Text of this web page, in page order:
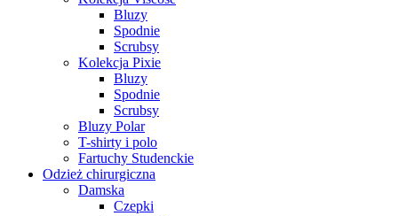
Bluzy
Spodnie
Scrubsy
Kolekcja Pixie
Bluzy
Spodnie
Scrubsy
Bluzy Polar
T-shirty i polo
Fartuchy Studenckie
Odzież chirurgiczna
Damska
Czepki